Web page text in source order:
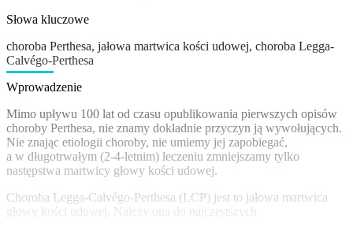
Słowa kluczowe
choroba Perthesa, jałowa martwica kości udowej, choroba Legga-
Calvégo-Perthesa
Wprowadzenie
Mimo upływu 100 lat od czasu opublikowania pierwszych opisów
choroby Perthesa, nie znamy dokładnie przyczyn ją wywołujących.
Nie znając etiologii choroby, nie umiemy jej zapobiegać,
a w długotrwałym (2-4-letnim) leczeniu zmniejszamy tylko
następstwa martwicy głowy kości udowej.
Choroba Legga-Calvégo-Perthesa (LCP) jest to jałowa martwica
głowy kości udowej. Należy ona do najczęstszych